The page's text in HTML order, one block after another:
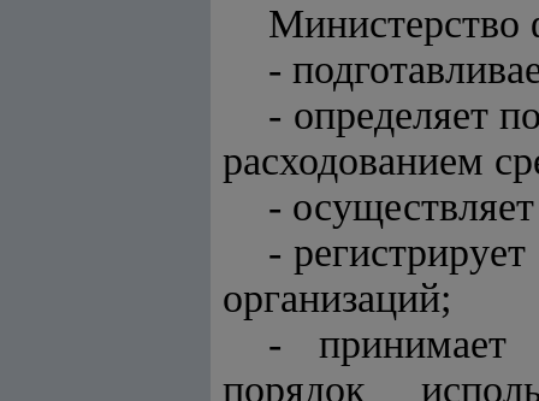
Министерство
-
- определяет
расходованием
-
-
организаций;
- принимает
порядок